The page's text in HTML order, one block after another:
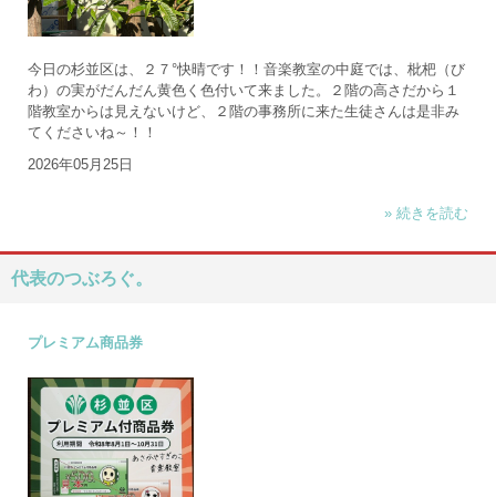
今日の杉並区は、２７°快晴です！！音楽教室の中庭では、枇杷（び
わ）の実がだんだん黄色く色付いて来ました。２階の高さだから１
階教室からは見えないけど、２階の事務所に来た生徒さんは是非み
てくださいね～！！
2026年05月25日
» 続きを読む
代表のつぶろぐ。
プレミアム商品券